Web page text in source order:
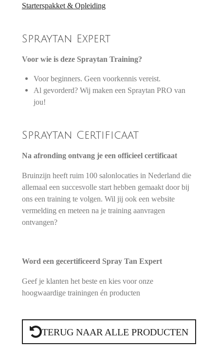
Starterspakket & Opleiding
Spraytan Expert
Voor wie is deze Spraytan Training?
Voor beginners. Geen voorkennis vereist.
Al gevorderd? Wij maken een Spraytan PRO van
jou!
Spraytan Certificaat
Na afronding ontvang je een officieel certificaat
Bruinzijn heeft ruim 100 salonlocaties in Nederland die
allemaal een succesvolle start hebben gemaakt door bij
ons een training te volgen. Wil jij ook een website
vermelding en meteen na je training aanvragen
ontvangen?
Word een gecertificeerd Spray Tan Expert
Geef je klanten het beste en kies voor onze
hoogwaardige trainingen én producten
TERUG NAAR ALLE PRODUCTEN